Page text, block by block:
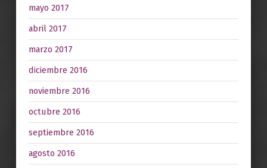
mayo 2017
abril 2017
marzo 2017
diciembre 2016
noviembre 2016
octubre 2016
septiembre 2016
agosto 2016